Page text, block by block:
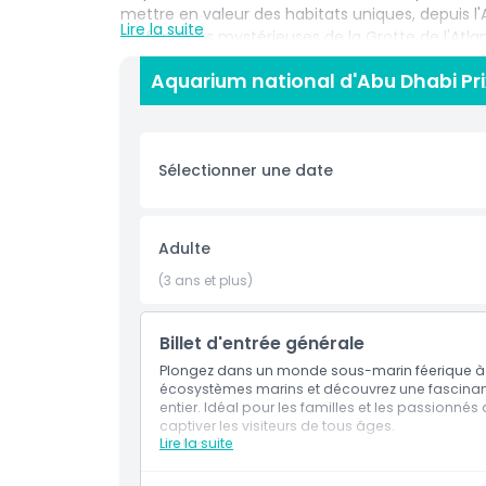
mettre en valeur des habitats uniques, depuis
profondeurs mystérieuses de la Grotte de
expositions interactives et des expériences
de verre et des rencontres avec des raies, en
et les passionnés de la mer. L'aquarium joue
secours et de réhabilitation de la faune. Avec
d'apprentissage pratiques, l'Aquarium national
nature et à découvrir l'importance de
expérience vraiment inoubliable.
Points forts
Inclus
Politique enfant/adulte
Lire la suite
Aquarium national d'Abu Dhabi
Sélectionner une date
Adulte
(3 ans et plus)
Billet d'entrée générale
Plongez dans un monde sous-marin féerique
écosystèmes marins et découvrez une
entier. Idéal pour les familles et les
captiver les visiteurs de tous âges.
Lire la suite
Inclus